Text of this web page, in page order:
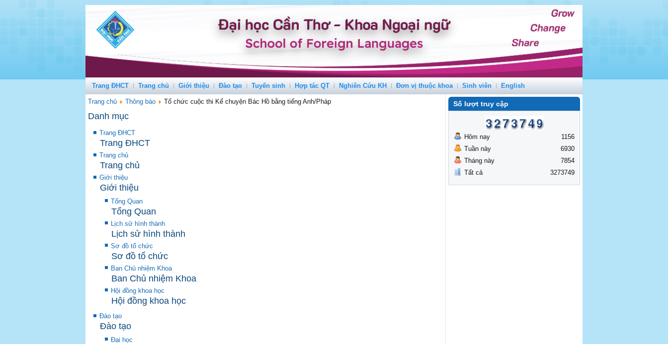
Trang ĐHCT Trang chủ Giới thiệu Đào tạo Tuyển sinh Hợp tác QT Nghiên Cứu KH Đơn vị thuộc khoa Sinh viên English
Trang chủ Thông báo Tổ chức cuộc thi Kể chuyện Bác Hồ bằng tiếng Anh/Pháp
Danh mục
Trang ĐHCT
Trang ĐHCT
Trang chủ
Trang chủ
Giới thiệu
Giới thiệu
Tổng Quan
Tổng Quan
Lịch sử hình thành
Lịch sử hình thành
Sơ đồ tổ chức
Sơ đồ tổ chức
Ban Chủ nhiệm Khoa
Ban Chủ nhiệm Khoa
Hội đồng khoa học
Hội đồng khoa học
Đào tạo
Đào tạo
Đại học
Số lượt truy cập
Hôm nay
Tuần này
Tháng này
Tất cả
1156
6930
7854
3273749